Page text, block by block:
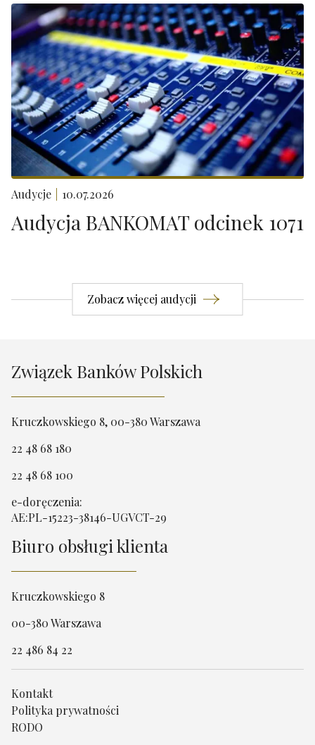
Audycje 10.07.2026
Audycja BANKOMAT odcinek 1071
Zobacz więcej audycji
Związek Banków Polskich
Kruczkowskiego 8, 00-380 Warszawa
22 48 68 180
22 48 68 100
e-doręczenia:
AE:PL-15223-38146-UGVCT-29
Biuro obsługi klienta
Kruczkowskiego 8
00-380 Warszawa
22 486 84 22
Kontakt
Polityka prywatności
RODO